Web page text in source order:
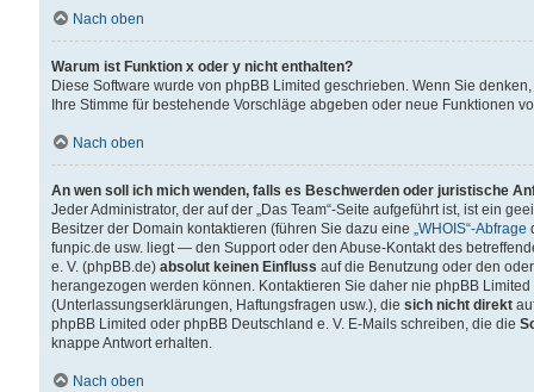
Nach oben
Warum ist Funktion x oder y nicht enthalten?
Diese Software wurde von phpBB Limited geschrieben. Wenn Sie
Ihre Stimme für bestehende Vorschläge abgeben oder neue Funktionen
Nach oben
An wen soll ich mich wenden, falls es Beschwerden oder juristische
Jeder Administrator, der auf der „Das Team“-Seite aufgeführt ist, ist ein
Besitzer der Domain kontaktieren (führen Sie dazu eine „WHOIS“-Abfrage
funpic.de usw. liegt — den Support oder den Abuse-Kontakt des
e. V. (phpBB.de) absolut keinen Einfluss auf die Benutzung oder den
herangezogen werden können. Kontaktieren Sie daher nie phpBB
(Unterlassungserklärungen, Haftungsfragen usw.), die sich nicht direkt
phpBB Limited oder phpBB Deutschland e. V. E-Mails schreiben, die die
knappe Antwort erhalten.
Nach oben